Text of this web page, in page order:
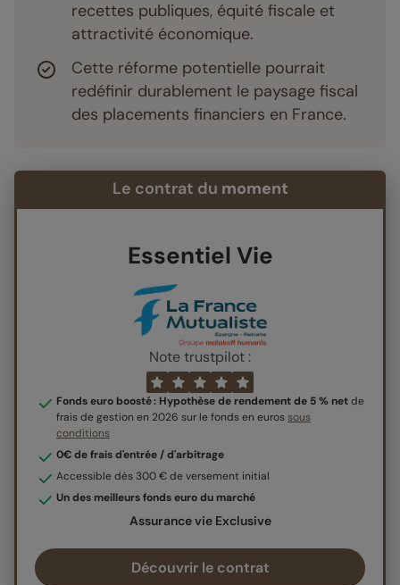
recettes publiques, équité fiscale et
attractivité économique.
Cette réforme potentielle pourrait
redéfinir durablement le paysage fiscal
des placements financiers en France.
Le contrat du moment
Essentiel Vie
Note trustpilot :
Fonds euro boosté : Hypothèse de rendement de 5 % netde
frais de gestion en 2026 sur le fonds en eurossous
conditions
0€ de frais d'entrée / d'arbitrage
Accessible dès 300 € de versement initial
Un des meilleurs fonds euro du marché
Assurance vie Exclusive
Découvrir le contrat